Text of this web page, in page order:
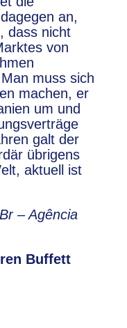
an,
dass nicht
von
muss sich
machen, er
um und
galt der
übrigens
aktuell ist
– Agência
Buffett